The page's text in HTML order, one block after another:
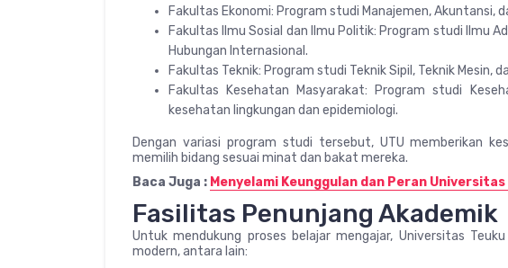
Fakultas Ekonomi: Program studi Manajemen, Akuntansi,
Fakultas Ilmu Sosial dan Ilmu Politik: Program studi Ilmu
Hubungan Internasional.
Fakultas Teknik: Program studi Teknik Sipil, Teknik Mesin,
Fakultas Kesehatan Masyarakat: Program studi
kesehatan lingkungan dan epidemiologi.
Dengan variasi program studi tersebut, UTU memberikan
memilih bidang sesuai minat dan bakat mereka.
Baca Juga : Menyelami Keunggulan dan Peran
Fasilitas Penunjang Akademik
Untuk mendukung proses belajar mengajar, Universitas
modern, antara lain: